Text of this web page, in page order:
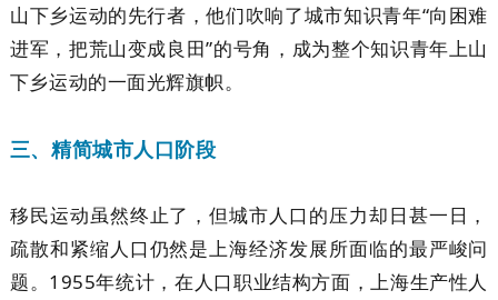
山下乡运动的先行者，他们吹响了城市知识青年“向困难
进军，把荒山变成良田”的号角，成为整个知识青年上山
下乡运动的一面光辉旗帜。
三、精简城市人口阶段
移民运动虽然终止了，但城市人口的压力却日甚一日，
疏散和紧缩人口仍然是上海经济发展所面临的最严峻问
题。1955年统计，在人口职业结构方面，上海生产性人